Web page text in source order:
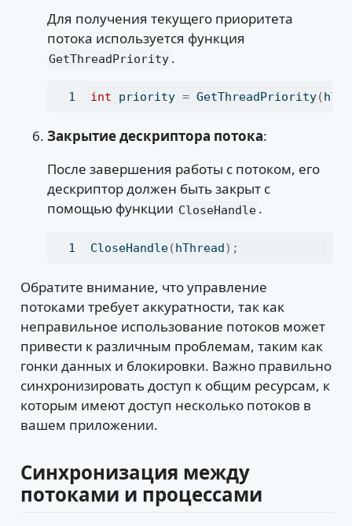
Для получения текущего приоритета
потока используется функция
GetThreadPriority .
int priority = GetThreadPriority(
Закрытие дескриптора потока:
После завершения работы с потоком, его
дескриптор должен быть закрыт с
помощью функции CloseHandle .
CloseHandle(hThread);
Обратите внимание, что управление
потоками требует аккуратности, так как
неправильное использование потоков может
привести к различным проблемам, таким как
гонки данных и блокировки. Важно правильно
синхронизировать доступ к общим ресурсам, к
которым имеют доступ несколько потоков в
вашем приложении.
Синхронизация между
потоками и процессами